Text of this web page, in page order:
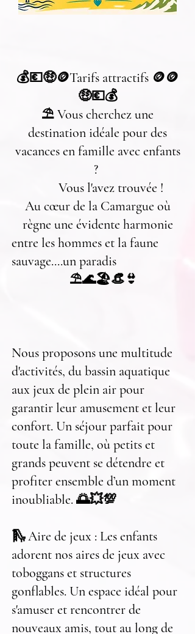
💰💶🤑🪙Tarifs attractifs 🪙🪙
🤑💶💰
⛱️ Vous cherchez une
destination idéale pour des
vacances en famille avec enfants
?
Vous l'avez trouvée !
Au cœur de la Camargue où
règne une évidente harmonie
entre les hommes et la faune
sauvage....un paradis
⛱️🌊🏖️👒👙
Nous proposons une multitude
d'activités, du bassin aquatique
aux jeux de plein air pour
garantir leur amusement et leur
confort. Un séjour parfait pour
toute la famille, où petits et
grands peuvent se détendre et
profiter ensemble d’un moment
inoubliable. 🌅💥💯
🛝 Aire de jeux : Les enfants
adorent nos aires de jeux avec
toboggans et structures
gonflables. Un espace idéal pour
s'amuser et rencontrer de
nouveaux amis, tout au long de